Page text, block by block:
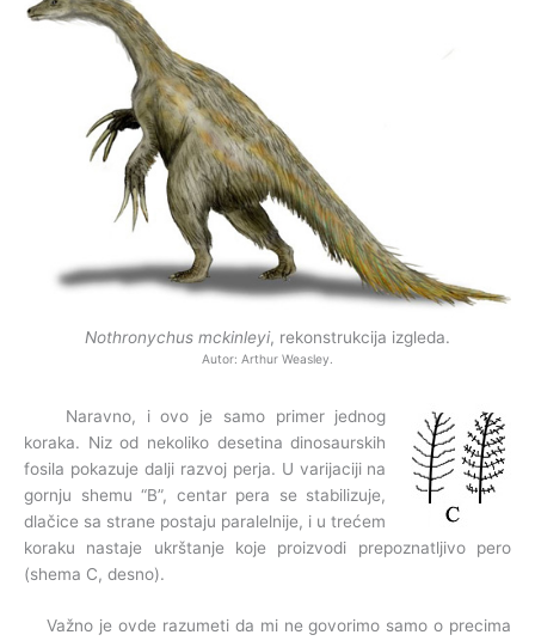
Nothronychus mckinleyi, rekonstrukcija izgleda.
Autor: Arthur Weasley.
Naravno, i ovo je samo primer jednog
koraka. Niz od nekoliko desetina dinosaurskih
fosila pokazuje dalji razvoj perja. U varijaciji na
gornju shemu “B”, centar pera se stabilizuje,
dlačice sa strane postaju paralelnije, i u trećem
koraku nastaje ukrštanje koje proizvodi prepoznatljivo pero
(shema C, desno).
Važno je ovde razumeti da mi ne govorimo samo o precima